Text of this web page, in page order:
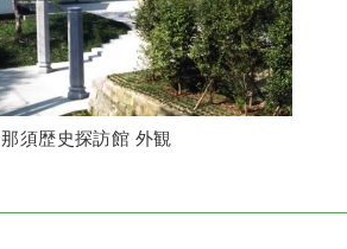
那須歴史探訪館 外観